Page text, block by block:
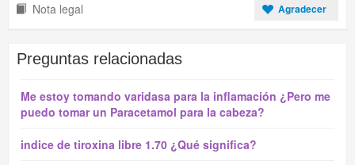
Nota legal Agradecer
Preguntas relacionadas
Me estoy tomando varidasa para la inflamación ¿Pero me
puedo tomar un Paracetamol para la cabeza?
indice de tiroxina libre 1.70 ¿Qué significa?